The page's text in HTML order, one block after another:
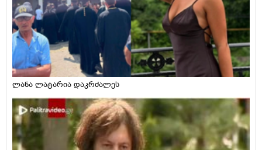
ლანა ლატარია დაკრძალეს